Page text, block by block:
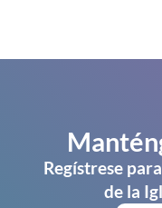
Regístrese
de la